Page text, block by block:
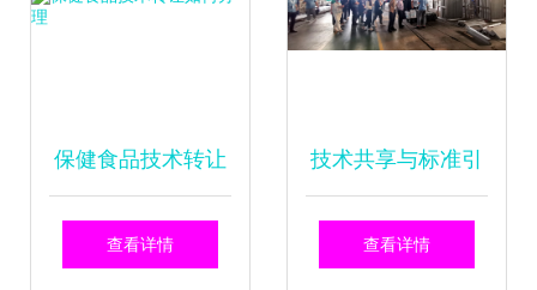
保健食品技术转让
如何办理
查看详情
技术共享与标准引
领 2022年全国酱
查看详情